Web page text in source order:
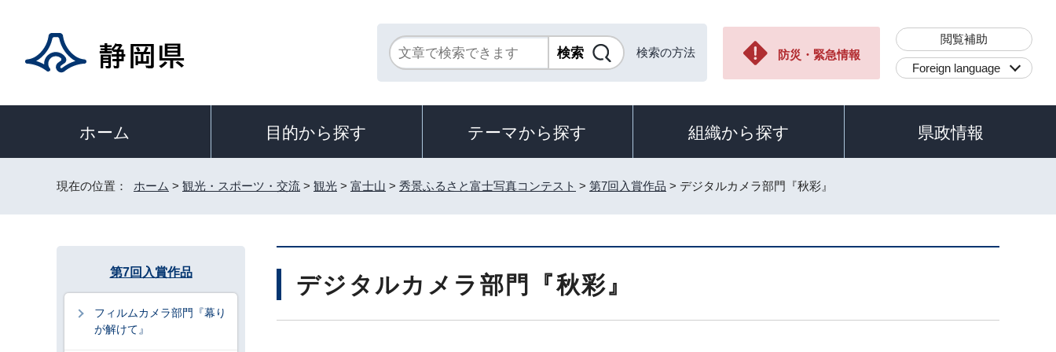
検索の方法 防災・緊急情報
閲覧補助
Foreign language
ホーム 目的から探す テーマから探す 組織から探す 県政情報
現在の位置： ホーム > 観光・スポーツ・交流 > 観光 > 富士山 > 秀景ふるさと富士写真コンテスト > 第7回入賞作品 > デジタルカメラ部門『秋彩』
デジタルカメラ部門『秋彩』
第7回入賞作品
フィルムカメラ部門『幕り
が解けて』